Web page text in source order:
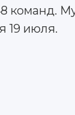
команд.
19 июля.